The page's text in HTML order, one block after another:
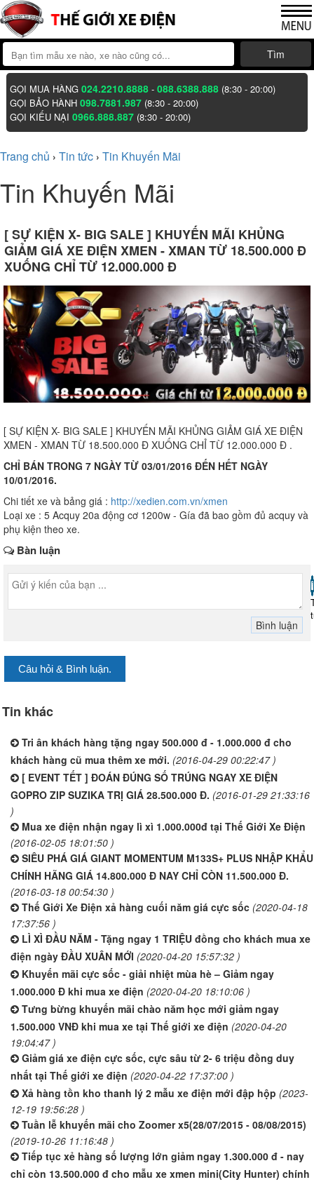
Tìm
GỌI MUA HÀNG024.2210.8888 -088.6388.888 (8:30 - 20:00)
GỌI BẢO HÀNH098.7881.987 (8:30 - 20:00)
GỌI KIẾU NẠI0966.888.887 (8:30 - 20:00)
Trang chủ › Tin tức › Tin Khuyến Mãi
Tin Khuyến Mãi
[ SỰ KIỆN X- BIG SALE ] KHUYẾN MÃI KHỦNG
GIẢM GIÁ XE ĐIỆN XMEN - XMAN TỪ 18.500.000 Đ
XUỐNG CHỈ TỪ 12.000.000 Đ
[ SỰ KIỆN X- BIG SALE ] KHUYẾN MÃI KHỦNG GIẢM GIÁ XE ĐIỆN
XMEN - XMAN TỪ 18.500.000 Đ XUỐNG CHỈ TỪ 12.000.000 Đ .
CHỈ BÁN TRONG 7 NGÀY TỪ 03/01/2016 ĐẾN HẾT NGÀY
10/01/2016.
Chi tiết xe và bảng giá : http://xedien.com.vn/xmen
Loại xe : 5 Acquy 20a động cơ 1200w - Gía đã bao gồm đủ acquy và
phụ kiện theo xe.
Bàn luận
Câu hỏi & Bình luận.
Tin khác
Tri ân khách hàng tặng ngay 500.000 đ - 1.000.000 đ cho
khách hàng cũ mua thêm xe mới. (2016-04-29 00:22:47 )
[ EVENT TẾT ] ĐOÁN ĐÚNG SỐ TRÚNG NGAY XE ĐIỆN
GOPRO ZIP SUZIKA TRỊ GIÁ 28.500.000 Đ. (2016-01-29 21:33:16
)
Mua xe điện nhận ngay lì xì 1.000.000đ tại Thế Giới Xe Điện
(2016-02-05 18:01:50 )
SIÊU PHÁ GIÁ GIANT MOMENTUM M133S+ PLUS NHẬP KHẨU
CHÍNH HÃNG GIÁ 14.800.000 Đ NAY CHỈ CÒN 11.500.000 Đ.
(2016-03-18 00:54:30 )
Thế Giới Xe Điện xả hàng cuối năm giá cực sốc (2020-04-18
17:37:56 )
LÌ XÌ ĐẦU NĂM - Tặng ngay 1 TRIỆU đồng cho khách mua xe
điện ngày ĐẦU XUÂN MỚI (2020-04-20 15:57:32 )
Khuyến mãi cực sốc - giải nhiệt mùa hè – Giảm ngay
1.000.000 Đ khi mua xe điện (2020-04-20 18:10:06 )
Tưng bừng khuyến mãi chào năm học mới giảm ngay
1.500.000 VNĐ khi mua xe tại Thế giới xe điện (2020-04-20
19:04:47 )
Giảm giá xe điện cực sốc, cực sâu từ 2- 6 triệu đồng duy
nhất tại Thế giới xe điện (2020-04-22 17:37:00 )
Xả hàng tồn kho thanh lý 2 mẫu xe điện mới đập hộp (2023-
12-19 19:56:28 )
Tuần lễ khuyến mãi cho Zoomer x5(28/07/2015 - 08/08/2015)
(2019-10-26 11:16:48 )
Tiếp tục xẻ hàng số lượng lớn giảm ngay 1.300.000 đ - nay
chỉ còn 13.500.000 đ cho mẫu xe xmen mini(City Hunter) chính